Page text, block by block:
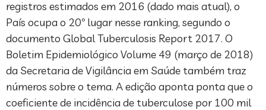
registros estimados em 2016 (dado mais atual), o
País ocupa o 20º lugar nesse ranking, segundo o
documento Global Tuberculosis Report 2017. O
Boletim Epidemiológico Volume 49 (março de 2018)
da Secretaria de Vigilância em Saúde também traz
números sobre o tema. A edição aponta ponta que o
coeficiente de incidência de tuberculose por 100 mil